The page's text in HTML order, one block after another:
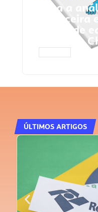
Faça a
ponto de
Prompts
ÚLTIMOS ARTIGOS